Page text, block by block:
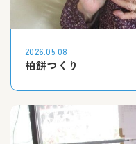
2026.05.08
柏餅つくり